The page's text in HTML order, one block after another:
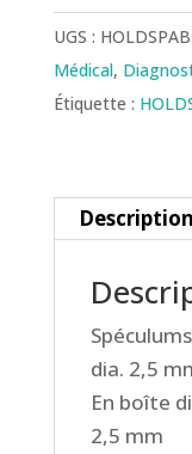
PICOLIGHT
2.5MM
X
250
UGS :
Médical,
Étiquette :
Description
dia. 2,5
En boîte
2,5 mm